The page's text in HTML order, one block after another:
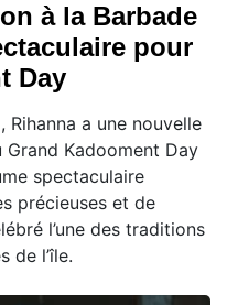
à la Barbade
pour
Day
a une nouvelle
Kadooment Day
spectaculaire
précieuses et de
l’une des traditions
de l’île.